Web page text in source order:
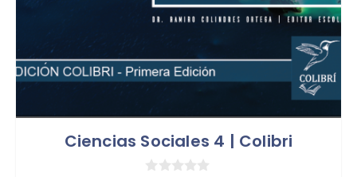
Ciencias Sociales 4 | Colibri